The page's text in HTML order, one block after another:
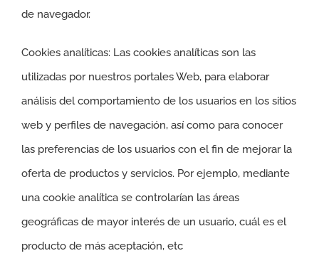
de navegador.
Cookies analíticas: Las cookies analíticas son las
utilizadas por nuestros portales Web, para elaborar
análisis del comportamiento de los usuarios en los sitios
web y perfiles de navegación, así como para conocer
las preferencias de los usuarios con el fin de mejorar la
oferta de productos y servicios. Por ejemplo, mediante
una cookie analítica se controlarían las áreas
geográficas de mayor interés de un usuario, cuál es el
producto de más aceptación, etc